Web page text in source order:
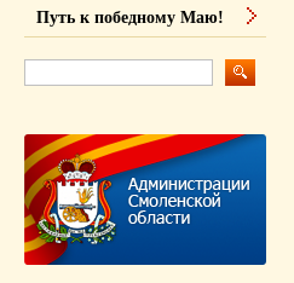
Путь к победному Маю!